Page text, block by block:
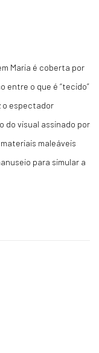
Maria é coberta por
entre o que é “tecido”
o espectador
do visual assinado por
maleáveis
para simular a